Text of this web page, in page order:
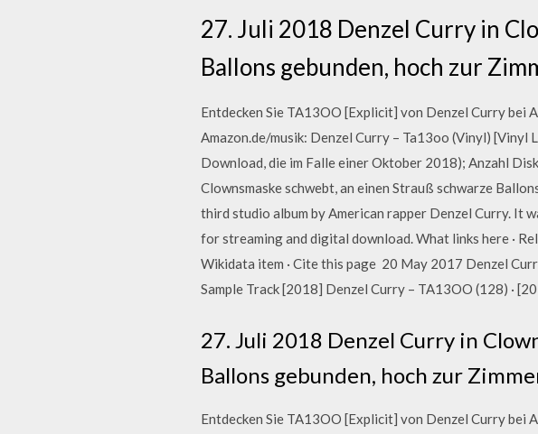
27. Juli 2018 Denzel Curry in
Ballons gebunden, hoch zur
Entdecken Sie TA13OO [Explicit] von Denzel Curry bei
Amazon.de/musik: Denzel Curry – Ta13oo (Vinyl)
Download, die im Falle einer Oktober 2018); Anzahl
Clownsmaske schwebt, an einen Strauß schwarze
third studio album by American rapper Denzel Curry. It
for streaming and digital download. What links here ·
Wikidata item · Cite this page 20 May 2017 Denzel
Sample Track [2018] Denzel Curry – TA13OO (128) ·
27. Juli 2018 Denzel Curry in
Ballons gebunden, hoch zur
Entdecken Sie TA13OO [Explicit] von Denzel Curry bei